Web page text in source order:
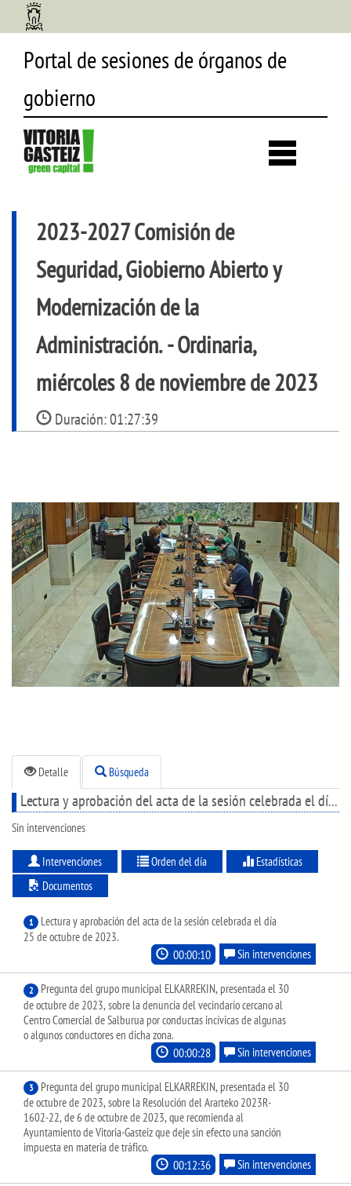
Portal de sesiones de órganos de
gobierno
2023-2027 Comisión de
Seguridad, Giobierno Abierto y
Modernización de la
Administración.- Ordinaria,
miércoles 8 de noviembre de 2023
Duración:01:27:39
Detalle Búsqueda
Lectura y aprobación del acta de la sesión celebrada el día 25 de octubre de 2023.
Sin intervenciones
Intervenciones Orden del día
Estadísticas
Documentos
1
Lectura y aprobación del acta de la sesión celebrada el día
25 de octubre de 2023.
00:00:10 Sin intervenciones
2
Pregunta del grupo municipal ELKARREKIN, presentada el 30
de octubre de 2023, sobre la denuncia del vecindario cercano al
Centro Comercial de Salburua por conductas incívicas de algunas
o algunos conductores en dicha zona.
00:00:28 Sin intervenciones
3
Pregunta del grupo municipal ELKARREKIN, presentada el 30
de octubre de 2023, sobre la Resolución del Ararteko 2023R-
1602-22, de 6 de octubre de 2023, que recomienda al
Ayuntamiento de Vitoria-Gasteiz que deje sin efecto una sanción
impuesta en materia de tráfico.
00:12:36 Sin intervenciones